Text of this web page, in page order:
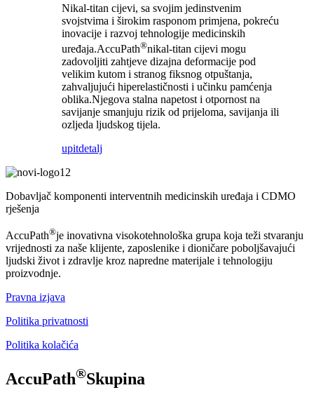
Nikal-titan cijevi, sa svojim jedinstvenim
svojstvima i širokim rasponom primjena, pokreću
inovacije i razvoj tehnologije medicinskih
uređaja.AccuPath®nikal-titan cijevi mogu
zadovoljiti zahtjeve dizajna deformacije pod
velikim kutom i stranog fiksnog otpuštanja,
zahvaljujući hiperelastičnosti i učinku pamćenja
oblika.Njegova stalna napetost i otpornost na
savijanje smanjuju rizik od prijeloma, savijanja ili
ozljeda ljudskog tijela.
upitdetalj
Dobavljač komponenti interventnih medicinskih uređaja i CDMO
rješenja
AccuPath®je inovativna visokotehnološka grupa koja teži stvaranju
vrijednosti za naše klijente, zaposlenike i dioničare poboljšavajući
ljudski život i zdravlje kroz napredne materijale i tehnologiju
proizvodnje.
Pravna izjava
Politika privatnosti
Politika kolačića
AccuPath®Skupina